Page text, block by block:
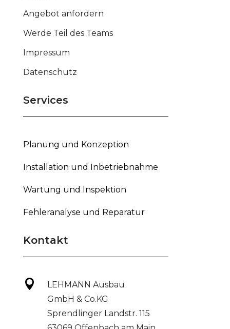
Angebot anfordern
Werde Teil des Teams
Impressum
Datenschutz
Services
Planung und Konzeption
Installation und Inbetriebnahme
Wartung und Inspektion
Fehleranalyse und Reparatur
Kontakt

LEHMANN Ausbau
GmbH & Co.KG
Sprendlinger Landstr. 115